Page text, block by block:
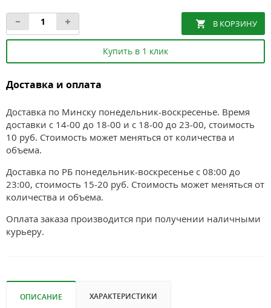
Купить в 1 клик
Доставка и оплата
Доставка по Минску понедельник-воскресенье. Время
доставки с 14-00 до 18-00 и с 18-00 до 23-00, стоимость
10 руб. Стоимость может меняться от количества и
объема.
Доставка по РБ понедельник-воскресенье с 08:00 до
23:00, стоимость 15-20 руб. Стоимость может меняться от
количества и объема.
Оплата заказа производится при получении наличными
курьеру.
ОПИСАНИЕ ХАРАКТЕРИСТИКИ